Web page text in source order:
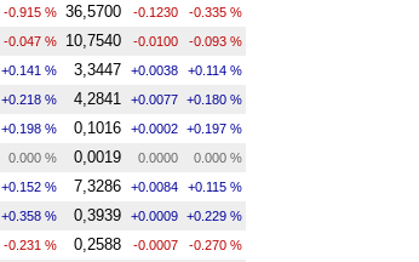
-0.915 % 36,5700 -0.1230 -0.335 %
-0.047 % 10,7540 -0.0100 -0.093 %
+0.141 % 3,3447 +0.0038 +0.114 %
+0.218 % 4,2841 +0.0077 +0.180 %
+0.198 % 0,1016 +0.0002 +0.197 %
0.000 % 0,0019 0.0000 0.000 %
+0.152 % 7,3286 +0.0084 +0.115 %
+0.358 % 0,3939 +0.0009 +0.229 %
-0.231 % 0,2588 -0.0007 -0.270 %